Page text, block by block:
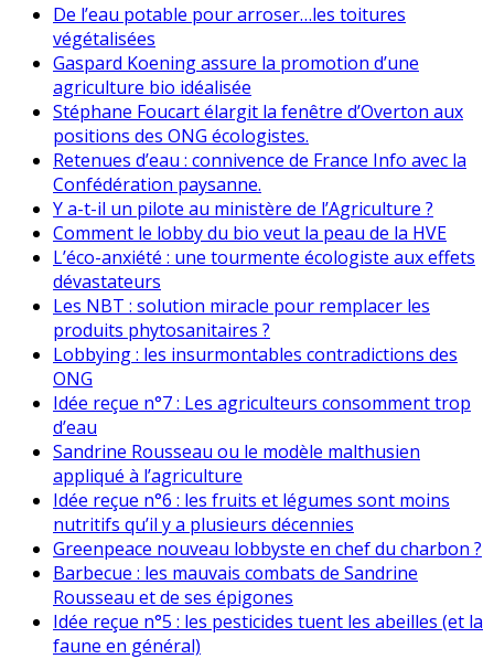
De l’eau potable pour arroser…les toitures
végétalisées
Gaspard Koening assure la promotion d’une
agriculture bio idéalisée
Stéphane Foucart élargit la fenêtre d’Overton aux
positions des ONG écologistes.
Retenues d’eau : connivence de France Info avec la
Confédération paysanne.
Y a-t-il un pilote au ministère de l’Agriculture ?
Comment le lobby du bio veut la peau de la HVE
L’éco-anxiété : une tourmente écologiste aux effets
dévastateurs
Les NBT : solution miracle pour remplacer les
produits phytosanitaires ?
Lobbying : les insurmontables contradictions des
ONG
Idée reçue n°7 : Les agriculteurs consomment trop
d’eau
Sandrine Rousseau ou le modèle malthusien
appliqué à l’agriculture
Idée reçue n°6 : les fruits et légumes sont moins
nutritifs qu’il y a plusieurs décennies
Greenpeace nouveau lobbyste en chef du charbon ?
Barbecue : les mauvais combats de Sandrine
Rousseau et de ses épigones
Idée reçue n°5 : les pesticides tuent les abeilles (et la
faune en général)